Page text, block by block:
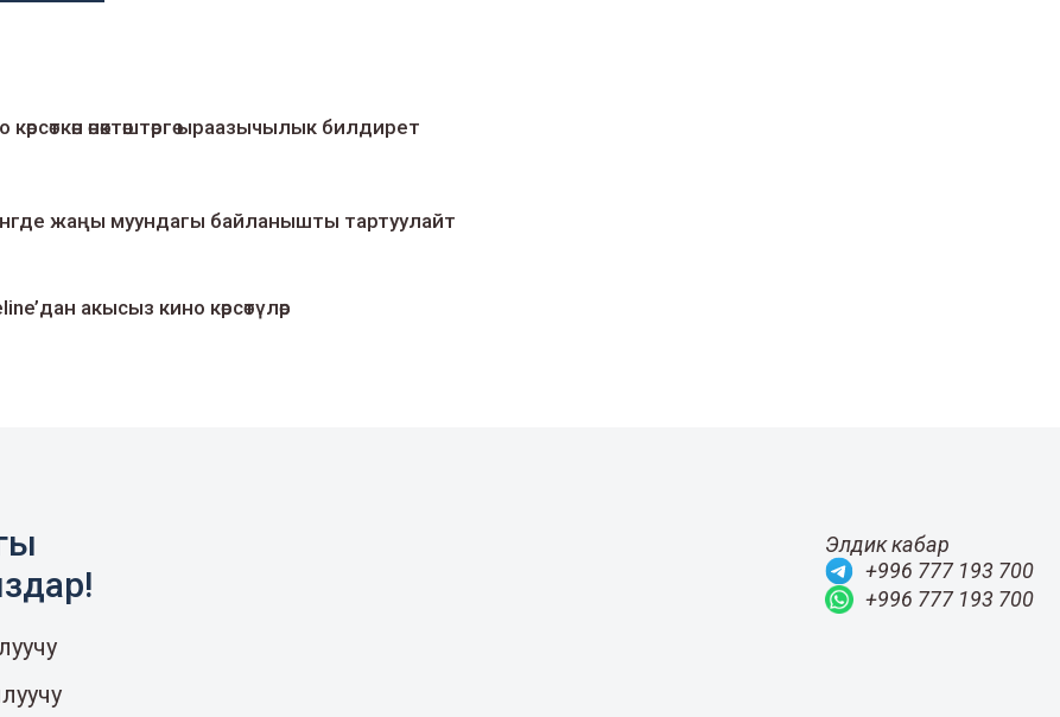
өнөктөштөргө ыраазычылык билдирет
жаңы муундагы байланышты тартуулайт
акысыз кино көрсөтүлөр
Элдик кабар
+996 777 193 700
+996 777 193 700